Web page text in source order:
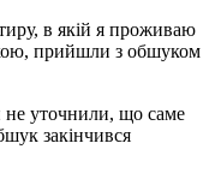
в якій я проживаю
прийшли з обшуком
уточнили, що саме
закінчився